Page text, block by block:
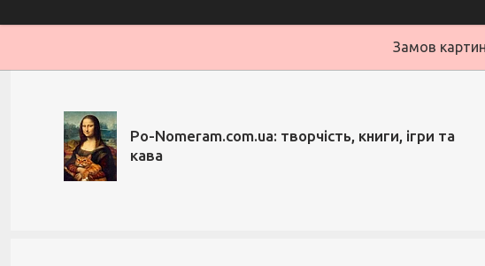
Замов
Po-Nomeram.com.ua: творчість, книги, ігри та
кава